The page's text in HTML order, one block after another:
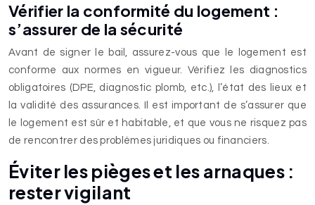
Vérifier la conformité du logement :
s’assurer de la sécurité
Avant de signer le bail, assurez-vous que le logement est
conforme aux normes en vigueur. Vérifiez les diagnostics
obligatoires (DPE, diagnostic plomb, etc.), l’état des lieux et
la validité des assurances. Il est important de s’assurer que
le logement est sûr et habitable, et que vous ne risquez pas
de rencontrer des problèmes juridiques ou financiers.
Éviter les pièges et les arnaques :
rester vigilant